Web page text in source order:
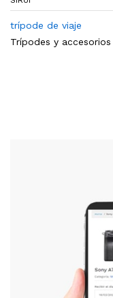
trípode de viaje
Trípodes y accesorios